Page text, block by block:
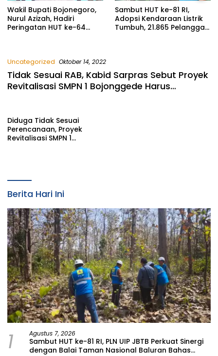
Wakil Bupati Bojonegoro,
Nurul Azizah, Hadiri
Peringatan HUT ke-64
Sambut HUT ke-81 RI,
Adopsi Kendaraan Listrik
Tumbuh, 21.865 Pelanggan
Uncategorized Oktober 14, 2022
Tidak Sesuai RAB, Kabid Sarpras Sebut Proyek
Revitalisasi SMPN 1 Bojonggede Harus
Diduga Tidak Sesuai
Perencanaan, Proyek
Revitalisasi SMPN 1
Berita Hari Ini
1 Agustus 7, 2026
Sambut HUT ke-81 RI, PLN UIP JBTB Perkuat Sinergi
dengan Balai Taman Nasional Baluran Bahas